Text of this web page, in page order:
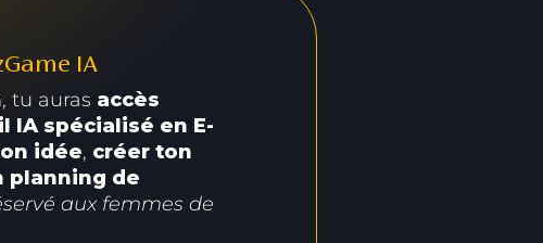
IA
tu auras accès
IA spécialisé en E-
idée, créer ton
planning de
aux femmes de